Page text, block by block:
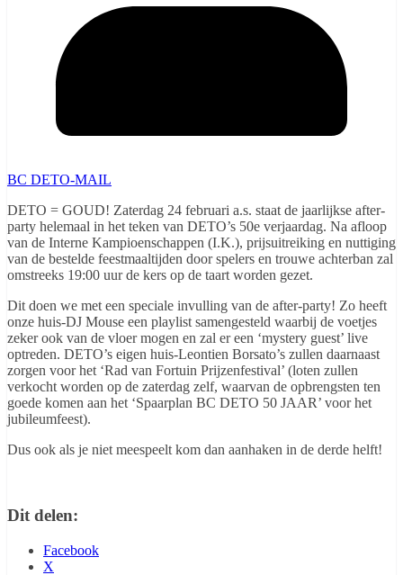
BC DETO-MAIL
DETO = GOUD! Zaterdag 24 februari a.s. staat de jaarlijkse after-
party helemaal in het teken van DETO’s 50e verjaardag. Na afloop
van de Interne Kampioenschappen (I.K.), prijsuitreiking en nuttiging
van de bestelde feestmaaltijden door spelers en trouwe achterban zal
omstreeks 19:00 uur de kers op de taart worden gezet.
Dit doen we met een speciale invulling van de after-party! Zo heeft
onze huis-DJ Mouse een playlist samengesteld waarbij de voetjes
zeker ook van de vloer mogen en zal er een ‘mystery guest’ live
optreden. DETO’s eigen huis-Leontien Borsato’s zullen daarnaast
zorgen voor het ‘Rad van Fortuin Prijzenfestival’ (loten zullen
verkocht worden op de zaterdag zelf, waarvan de opbrengsten ten
goede komen aan het ‘Spaarplan BC DETO 50 JAAR’ voor het
jubileumfeest).
Dus ook als je niet meespeelt kom dan aanhaken in de derde helft!
Dit delen:
Facebook
X